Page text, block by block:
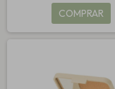
COMPRAR